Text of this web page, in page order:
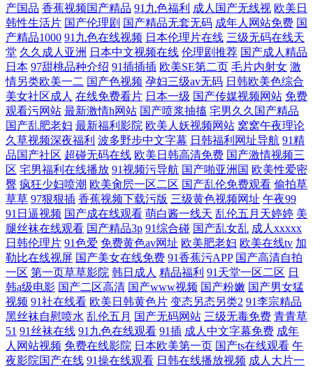
产国品 香蕉视频国产精品 91九色福利 成人国产无线视 欧美日
韩性生活片 国产伦理剧 国产精品无套无码 成年人网站免费 国
产精品1000 91九色在线视频 日本伦理片在线 三级无码在线天
堂 久久成人亚洲 日本中文视频在线 伦理剧推荐 国产成人精品
日本 97甜桃品种介绍 91插插插 欧美SE第二页 毛片内射女 激
情另类欧美一二 国产色视频 孕妇三级av无码 日韩欧美色综合
美女社区成人 在线免费看片 日本一级 国产传媒视频网站 免费
观看污网站 最新激情h网站 国产喷浆抽搐 宅男久久国产精品
国产乱肥老妇 最新福利影院 欧美人妖视频网站 窝窝午夜理论
久草视频深夜福利 波多野步中文字幕 日韩福利网址导航 91精
品国产社区 超碰无码在线 欧美日韩高清免费 国产激情视频三
区 宅男福利在线播放 91视频污导航 国产啪亚洲国 欧美性爱密
臀 疯狂少妇喷潮 欧美肏屄一区二区 国产乱伦免费观看 偷拍草
草草 97狠狠插 香蕉视频下载污版 三级黄色视频网址 午夜99
91日逼视频 国产成在线观看 萌白酱一线天 乱伦五月天婷婷 美
腿丝袜在线观看 国产精品3p 91综合碰 国产乱女乱 成人xxxxx
日韩伦理片 91色爱 免费黄色av网址 欧美肥老妇 欧美在线tv 加
勒比在线视屏 国产美女在线免费 91香蕉污APP 国产高清自拍
一区 第一页草草影院 韩日成人 精品福利 91天堂一区二区 日
韩a级电影 国产二区高清 国产www视频 国产粉嫩 国产男女猛
视频 91社在线看 欧美日韩黄色片 变态另态另类2 91李宗精品
黑丝袜自慰喷水 乱伦五月 国产无码网站 三级无毒免费 青青草
51 91丝袜在线 91九色在线观看 91插 成人中文字幕免费 成年
人网站视频 免费在线影院 日本欧美第一页 国产ts在线观看 午
夜影院国产在线 91操在线观看 日韩在线播放视频 成人大片一